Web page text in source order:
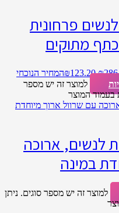
פרחונית
מתוקים
₪123.20
המחיר הנוכחי
למוצר זה יש מספר
בעמוד המוצר
לנשים, ארוכה
במינה
למוצר זה יש מספר סוגים. ניתן